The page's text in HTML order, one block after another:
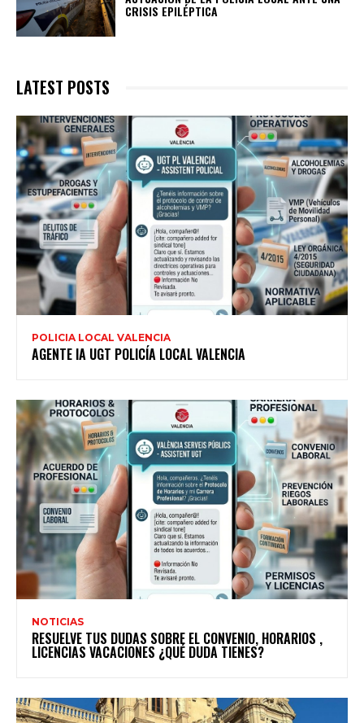
CRISIS EPILÉPTICA
LATEST POSTS
POLICIA LOCAL VALENCIA
AGENTE IA UGT POLICÍA LOCAL VALENCIA
NOTICIAS
RESUELVE TUS DUDAS SOBRE EL CONVENIO, HORARIOS ,
LICENCIAS VACACIONES ¿QUÉ DUDA TIENES?